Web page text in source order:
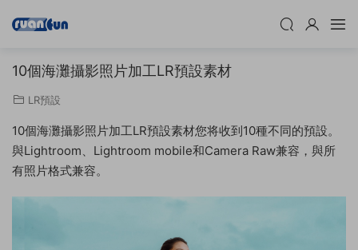
10個海灘攝影照片加工LR預設素材
LR預設
10個海灘攝影照片加工LR預設素材您将收到10種不同的預設。
與Lightroom、Lightroom mobile和Camera Raw兼容，與所
有照片格式兼容。